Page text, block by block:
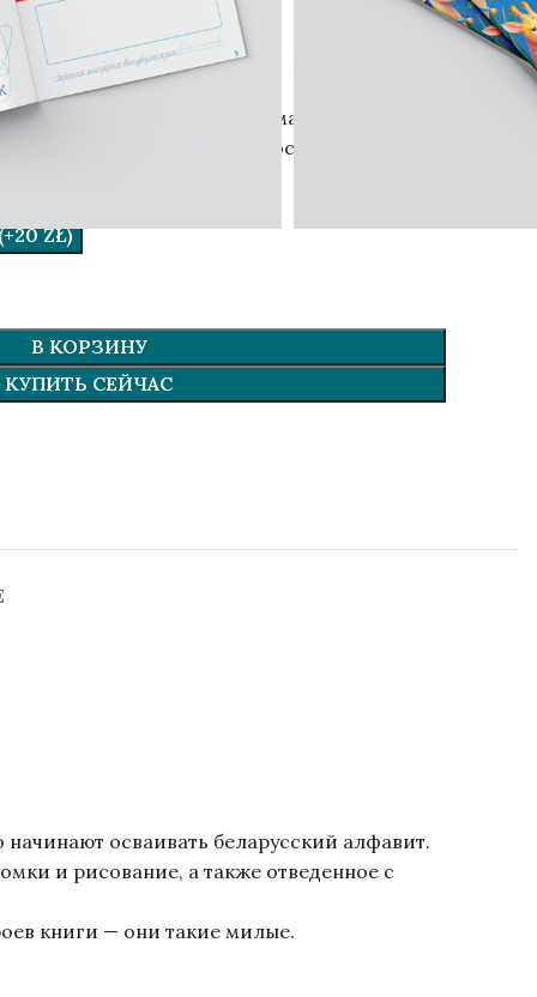
бумагу и добавим тематическую
— подпишем, от кого (просто напишите в
ZŁ)
В КОРЗИНУ
КУПИТЬ СЕЙЧАС
начинают осваивать беларусский алфавит.
и рисование, а также отведенное с
книги — они такие милые.